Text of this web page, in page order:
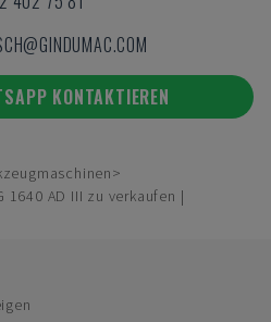
KONTAKTIEREN
1640 AD III zu verkaufen |